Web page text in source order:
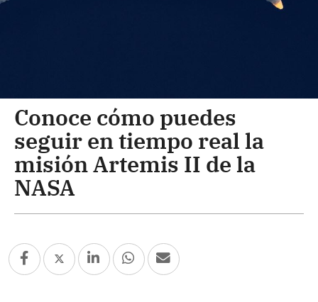
Conoce cómo puedes
seguir en tiempo real la
misión Artemis II de la
NASA